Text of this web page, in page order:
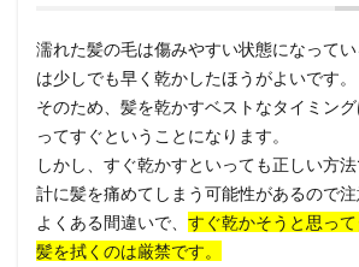
濡れた髪の毛は傷みやすい状態になって
は少しでも早く乾かしたほうがよいです。
そのため、髪を乾かすベストなタイミン
ってすぐということになります。
しかし、すぐ乾かすといっても正しい方
計に髪を痛めてしまう可能性があるので注
よくある間違いで、 すぐ乾かそうと思っ
髪を拭くのは厳禁です。